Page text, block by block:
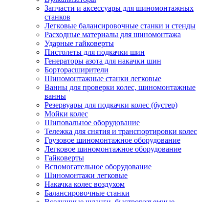
Запчасти и аксессуары для шиномонтажных
станков
Легковые балансировочные станки и стенды
Расходные материалы для шиномонтажа
Ударные гайковерты
Пистолеты для подкачки шин
Генераторы азота для накачки шин
Борторасширители
Шиномонтажные станки легковые
Ванны для проверки колес, шиномонтажные
ванны
Резервуары для подкачки колес (бустер)
Мойки колес
Шиповальное оборудование
Тележка для снятия и транспортировки колес
Грузовое шиномонтажное оборудование
Легковое шиномонтажное оборудование
Гайковерты
Вспомогательное оборудование
Шиномонтажи легковые
Накачка колес воздухом
Балансировочные станки